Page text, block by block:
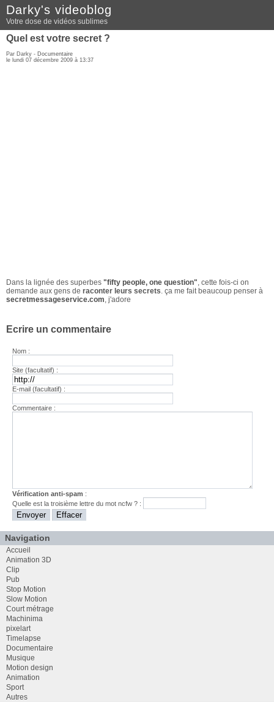
Darky's videoblog
Votre dose de vidéos sublimes
Quel est votre secret ?
Par Darky - Documentaire
le lundi 07 décembre 2009 à 13:37
Dans la lignée des superbes "fifty people, one question", cette fois-ci on
demande aux gens de raconter leurs secrets. ça me fait beaucoup penser à
secretmessageservice.com, j'adore
Ecrire un commentaire
Nom :
Site (facultatif) :
E-mail (facultatif) :
Commentaire :
Vérification anti-spam :
Quelle est latroisième lettre du motncfw ? :
Navigation
Accueil
Animation 3D
Clip
Pub
Stop Motion
Slow Motion
Court métrage
Machinima
pixelart
Timelapse
Documentaire
Musique
Motion design
Animation
Sport
Autres